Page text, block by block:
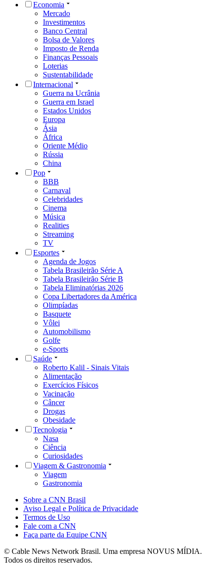
Economia
Mercado
Investimentos
Banco Central
Bolsa de Valores
Imposto de Renda
Finanças Pessoais
Loterias
Sustentabilidade
Internacional
Guerra na Ucrânia
Guerra em Israel
Estados Unidos
Europa
Ásia
África
Oriente Médio
Rússia
China
Pop
BBB
Carnaval
Celebridades
Cinema
Música
Realities
Streaming
TV
Esportes
Agenda de Jogos
Tabela Brasileirão Série A
Tabela Brasileirão Série B
Tabela Eliminatórias 2026
Copa Libertadores da América
Olimpíadas
Basquete
Vôlei
Automobilismo
Golfe
e-Sports
Saúde
Roberto Kalil - Sinais Vitais
Alimentação
Exercícios Físicos
Vacinação
Câncer
Drogas
Obesidade
Tecnologia
Nasa
Ciência
Curiosidades
Viagem & Gastronomia
Viagem
Gastronomia
Sobre a CNN Brasil
Aviso Legal e Política de Privacidade
Termos de Uso
Fale com a CNN
Faça parte da Equipe CNN
© Cable News Network Brasil. Uma empresa NOVUS MÍDIA.
Todos os direitos reservados.